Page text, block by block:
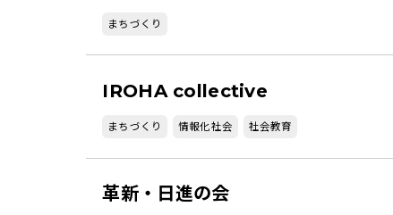
まちづくり
IROHA collective
まちづくり 情報化社会 社会教育
革新・日進の会